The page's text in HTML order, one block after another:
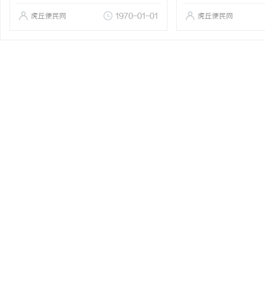
虎丘便民网 1970-01-01 虎丘便民网